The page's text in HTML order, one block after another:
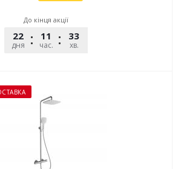
До кінця акції
22
дня
11
час.
33
хв.